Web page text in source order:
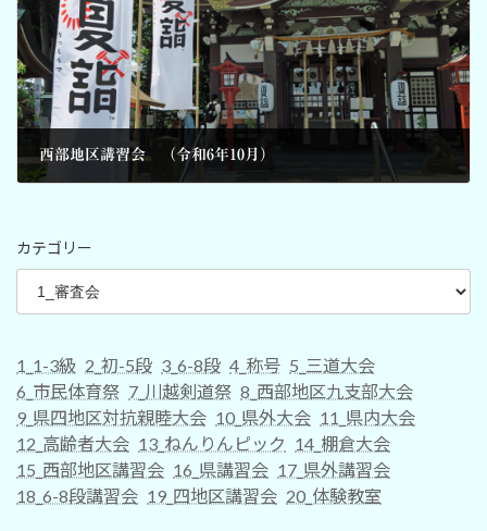
西部地区講習会 （令和6年10月）
カテゴリー
1_1-3級 2_初-5段 3_6-8段 4_称号 5_三道大会
6_市民体育祭 7_川越剣道祭 8_西部地区九支部大会
9_県四地区対抗親睦大会 10_県外大会 11_県内大会
12_高齢者大会 13_ねんりんピック 14_棚倉大会
15_西部地区講習会 16_県講習会 17_県外講習会
18_6-8段講習会 19_四地区講習会 20_体験教室